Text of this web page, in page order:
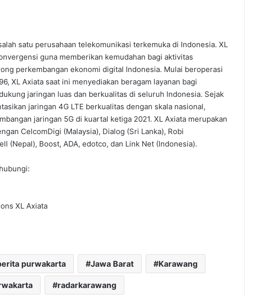
satu perusahaan telekomunikasi terkemuka di Indonesia. XL
guna memberikan kemudahan bagi aktivitas
perkembangan ekonomi digital Indonesia. Mulai beroperasi
XL Axiata saat ini menyediakan beragam layanan bagi
jaringan luas dan berkualitas di seluruh Indonesia. Sejak
jaringan 4G LTE berkualitas dengan skala nasional,
jaringan 5G di kuartal ketiga 2021. XL Axiata merupakan
CelcomDigi (Malaysia), Dialog (Sri Lanka), Robi
(Nepal), Boost, ADA, edotco, dan Link Net (Indonesia).
XL Axiata
purwakarta Jawa Barat Karawang
radarkarawang